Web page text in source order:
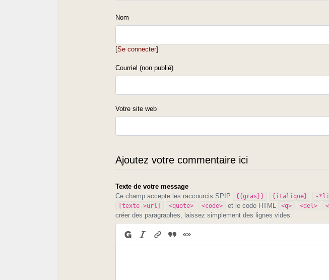
Nom
[Se connecter]
Courriel (non publié)
Votre site web
Ajoutez votre commentaire ici
Texte de votre message
Ce champ accepte les raccourcis SPIP
{{gras}} {italique}
-
[texte->url]
<quote> <code> et le code HTML <q> <del>
créer des paragraphes, laissez simplement des lignes vides.